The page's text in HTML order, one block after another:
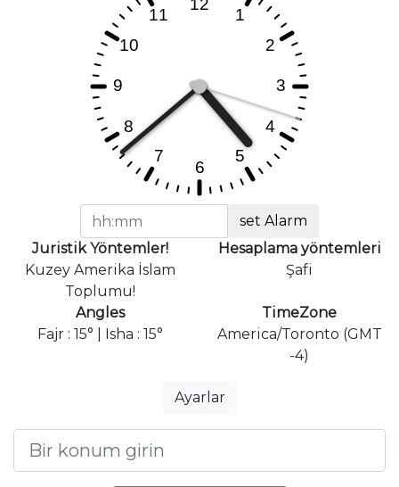
set Alarm
Juristik Yöntemler!
Kuzey Amerika İslam
Toplumu!
Hesaplama yöntemleri
Şafi
Angles
Fajr : 15° | Isha : 15°
TimeZone
America/Toronto (GMT
-4)
Ayarlar